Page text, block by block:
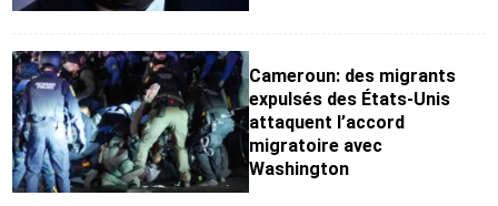
Cameroun: des migrants
expulsés des États-Unis
attaquent l’accord
migratoire avec
Washington